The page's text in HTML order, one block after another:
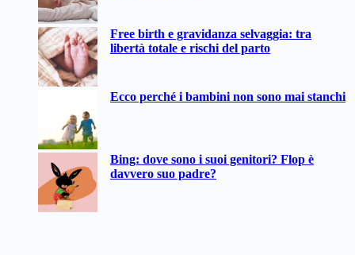
Free birth e gravidanza selvaggia: tra
libertà totale e rischi del parto
Ecco perché i bambini non sono mai stanchi
Bing: dove sono i suoi genitori? Flop è
davvero suo padre?